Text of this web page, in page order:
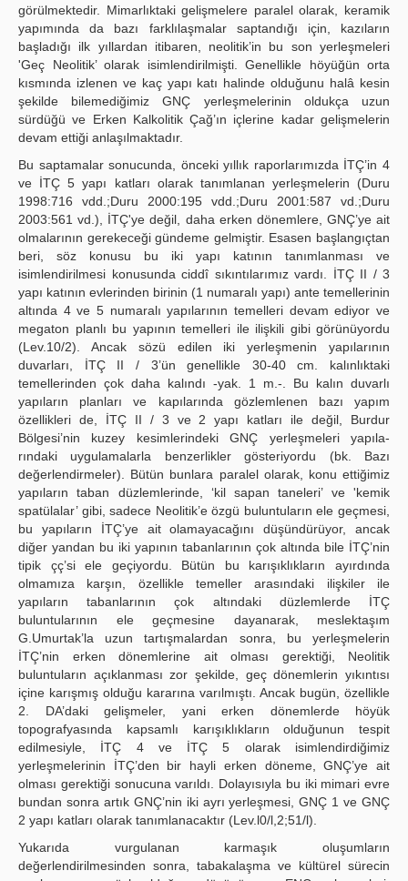
görülmektedir. Mimarlıktaki gelişmelere paralel olarak, keramik
yapımında da bazı farklılaşmalar saptandığı için, kazıların
başladığı ilk yıllardan itibaren, neolitik’in bu son yerleşmeleri
'Geç Neolitik’ olarak isimlendirilmişti. Genellikle höyüğün orta
kısmında izlenen ve kaç yapı katı halinde olduğunu halâ kesin
şekilde bilemediğimiz GNÇ yerleşmelerinin oldukça uzun
sürdüğü ve Erken Kalkolitik Çağ’ın içlerine kadar gelişmelerin
devam ettiği anlaşılmaktadır.
Bu saptamalar sonucunda, önceki yıllık raporlarımızda İTÇ’in 4
ve İTÇ 5 yapı katları olarak tanımlanan yerleşmelerin (Duru
1998:716 vdd.;Duru 2000:195 vdd.;Duru 2001:587 vd.;Duru
2003:561 vd.), İTÇ'ye değil, daha erken dönemlere, GNÇ’ye ait
olmalarının gerekeceği gündeme gelmiştir. Esasen başlangıçtan
beri, söz konusu bu iki yapı katının tanımlanması ve
isimlendirilmesi konusunda ciddî sıkıntılarımız vardı. İTÇ II / 3
yapı katının evlerinden birinin (1 numaralı yapı) ante temellerinin
altında 4 ve 5 numaralı yapılarının temelleri devam ediyor ve
megaton planlı bu yapının temelleri ile ilişkili gibi görünüyordu
(Lev.10/2). Ancak sözü edilen iki yerleşmenin yapılarının
duvarları, İTÇ II / 3’ün genellikle 30-40 cm. kalınlıktaki
temellerinden çok daha kalındı -yak. 1 m.-. Bu kalın duvarlı
yapıların planları ve kapılarında gözlemlenen bazı yapım
özellikleri de, İTÇ II / 3 ve 2 yapı katları ile değil, Burdur
Bölgesi’nin kuzey kesimlerindeki GNÇ yerleşmeleri yapıla-
rındaki uygulamalarla benzerlikler gösteriyordu (bk. Bazı
değerlendirmeler). Bütün bunlara paralel olarak, konu ettiğimiz
yapıların taban düzlemlerinde, ‘kil sapan taneleri’ ve 'kemik
spatülalar’ gibi, sadece Neolitik’e özgü buluntuların ele geçmesi,
bu yapıların İTÇ’ye ait olamayacağını düşündürüyor, ancak
diğer yandan bu iki yapının tabanlarının çok altında bile İTÇ’nin
tipik çç’si ele geçiyordu. Bütün bu karışıklıkların ayırdında
olmamıza karşın, özellikle temeller arasındaki ilişkiler ile
yapıların tabanlarının çok altındaki düzlemlerde İTÇ
buluntularının ele geçmesine dayanarak, meslektaşım
G.Umurtak’la uzun tartışmalardan sonra, bu yerleşmelerin
İTÇ’nin erken dönemlerine ait olması gerektiği, Neolitik
buluntuların açıklanması zor şekilde, geç dönemlerin yıkıntısı
içine karışmış olduğu kararına varılmıştı. Ancak bugün, özellikle
2. DA’daki gelişmeler, yani erken dönemlerde höyük
topografyasında kapsamlı karışıklıkların olduğunun tespit
edilmesiyle, İTÇ 4 ve İTÇ 5 olarak isimlendirdiğimiz
yerleşmelerinin İTÇ’den bir hayli erken döneme, GNÇ’ye ait
olması gerektiği sonucuna varıldı. Dolayısıyla bu iki mimari evre
bundan sonra artık GNÇ’nin iki ayrı yerleşmesi, GNÇ 1 ve GNÇ
2 yapı katları olarak tanımlanacaktır (Lev.l0/l,2;51/l).
Yukarıda vurgulanan karmaşık oluşumların
değerlendirilmesinden sonra, tabakalaşma ve kültürel sürecin